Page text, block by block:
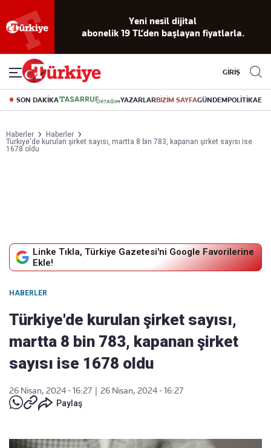
Yeni nesil dijital
abonelik 19 TL’den başlayan fiyatlarla.
GİRİŞ
SON DAKİKA YAZARLARBİZİM SAYFAGÜNDEMPOLİTİKA
Haberler
Haberler
Türkiye'de kurulan şirket sayısı, martta 8 bin 783, kapanan şirket sayısı ise
1678 oldu
Linke Tıkla, Türkiye Gazetesi'ni Google Favorilerine
Ekle!
HABERLER
Türkiye'de kurulan şirket sayısı,
martta 8 bin 783, kapanan şirket
sayısı ise 1678 oldu
26 Nisan, 2024 - 16:27
26 Nisan, 2024 - 16:27
Paylaş